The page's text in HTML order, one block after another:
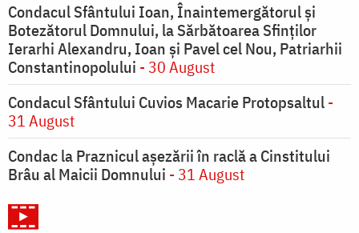
Condacul Sfântului Ioan, Înaintemergătorul şi
Botezătorul Domnului, la Sărbătoarea Sfinţilor
Ierarhi Alexandru, Ioan şi Pavel cel Nou, Patriarhii
Constantinopolului - 30 August
Condacul Sfântului Cuvios Macarie Protopsaltul-
31 August
Condac la Praznicul aşezării în raclă a Cinstitului
Brâu al Maicii Domnului - 31 August